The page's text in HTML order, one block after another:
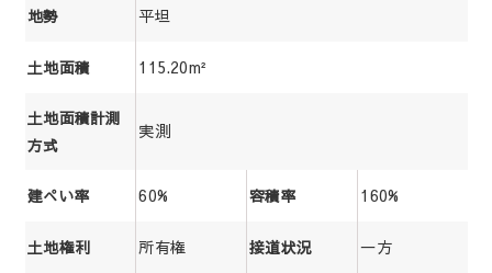
地勢 平坦
土地面積 115.20m²
土地面積計測
方式
実測
建ぺい率 60% 容積率 160%
土地権利 所有権 接道状況 一方